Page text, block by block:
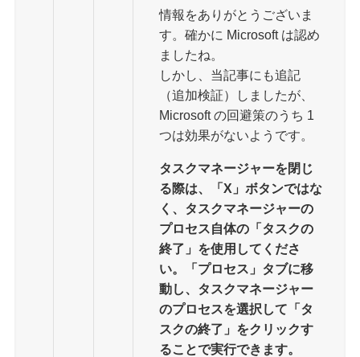
情報をありがとうございま
す。確かに Microsoft は認め
ましたね。
しかし、当記事にも追記
（追加検証）しましたが、
Microsoft の回避策のうち 1
つは効果がないようです。
タスクマネージャーを閉じ
る際は、「X」ボタンではな
く、タスクマネージャーの
プロセス自体の「タスクの
終了」を使用してくださ
い。「プロセス」タブに移
動し、タスクマネージャー
のプロセスを選択して「タ
スクの終了」をクリックす
ることで実行できます。